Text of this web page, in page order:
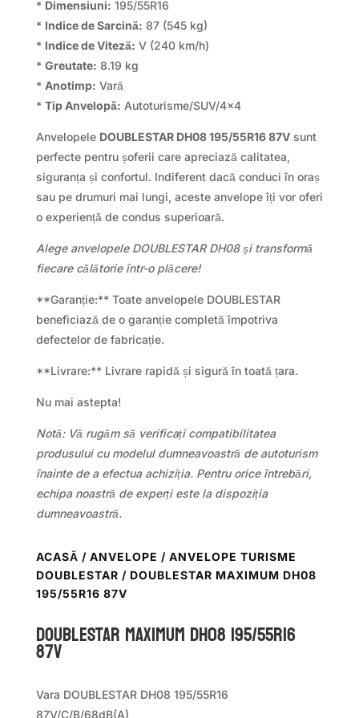
* Dimensiuni: 195/55R16
* Indice de Sarcină: 87 (545 kg)
* Indice de Viteză: V (240 km/h)
* Greutate: 8.19 kg
* Anotimp: Vară
* Tip Anvelopă: Autoturisme/SUV/4×4
Anvelopele DOUBLESTAR DH08 195/55R16 87Vsunt
perfecte pentru șoferii care apreciază calitatea,
siguranța și confortul. Indiferent dacă conduci în oraș
sau pe drumuri mai lungi, aceste anvelope îți vor oferi
o experiență de condus superioară.
Alege anvelopele DOUBLESTAR DH08 și transformă
fiecare călătorie într-o plăcere!
**Garanție:** Toate anvelopele DOUBLESTAR
beneficiază de o garanție completă împotriva
defectelor de fabricație.
**Livrare:** Livrare rapidă și sigură în toată țara.
Nu mai astepta!
Notă: Vă rugăm să verificați compatibilitatea
produsului cu modelul dumneavoastră de autoturism
înainte de a efectua achiziția. Pentru orice întrebări,
echipa noastră de experți este la dispoziția
dumneavoastră.
ACASĂ / ANVELOPE / ANVELOPE TURISME
DOUBLESTAR / DOUBLESTAR MAXIMUM DH08
195/55R16 87V
DOUBLESTAR MAXIMUM DH08 195/55R16
87V
Vara DOUBLESTAR DH08 195/55R16
87V/C/B/68dB(A)